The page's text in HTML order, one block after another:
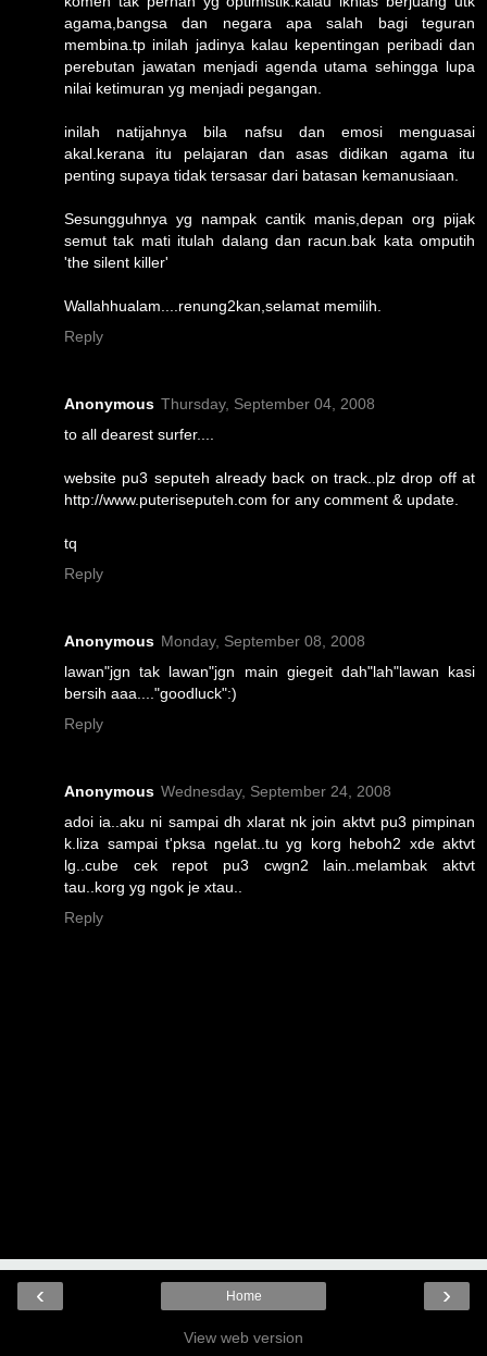
agama,bangsa dan negara apa salah bagi teguran
membina.tp inilah jadinya kalau kepentingan peribadi dan
perebutan jawatan menjadi agenda utama sehingga lupa
nilai ketimuran yg menjadi pegangan.
inilah natijahnya bila nafsu dan emosi menguasai
akal.kerana itu pelajaran dan asas didikan agama itu
penting supaya tidak tersasar dari batasan kemanusiaan.
Sesungguhnya yg nampak cantik manis,depan org pijak
semut tak mati itulah dalang dan racun.bak kata omputih
'the silent killer'
Wallahhualam....renung2kan,selamat memilih.
Reply
Anonymous Thursday, September 04, 2008
to all dearest surfer....
website pu3 seputeh already back on track..plz drop off at
http://www.puteriseputeh.com for any comment & update.
tq
Reply
Anonymous Monday, September 08, 2008
lawan"jgn tak lawan"jgn main giegeit dah"lah"lawan kasi
bersih aaa...."goodluck":)
Reply
Anonymous Wednesday, September 24, 2008
adoi ia..aku ni sampai dh xlarat nk join aktvt pu3 pimpinan
k.liza sampai t'pksa ngelat..tu yg korg heboh2 xde aktvt
lg..cube cek repot pu3 cwgn2 lain..melambak aktvt
tau..korg yg ngok je xtau..
Reply
‹ ›
Home
View web version